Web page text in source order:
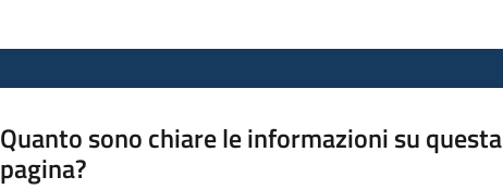
Quanto sono chiare le informazioni su questa
pagina?